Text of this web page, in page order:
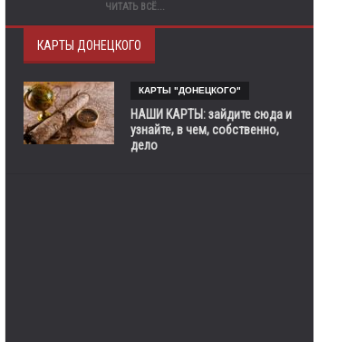
ЧИТАТЬ ВСЁ...
КАРТЫ ДОНЕЦКОГО
КАРТЫ "ДОНЕЦКОГО"
НАШИ КАРТЫ: зайдите сюда и
узнайте, в чем, собственно,
дело